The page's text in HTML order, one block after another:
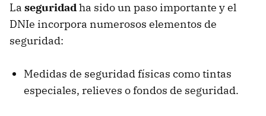
La seguridadha sido un paso importante y el
DNIe incorpora numerosos elementos de
seguridad:
Medidas de seguridad físicas como tintas
especiales, relieves o fondos de seguridad.